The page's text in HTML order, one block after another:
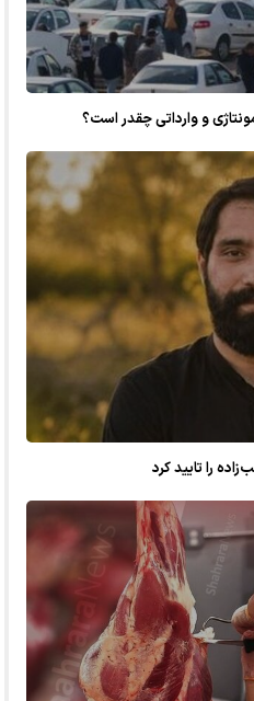
و وارداتی چقدر است؟
را تایید کرد